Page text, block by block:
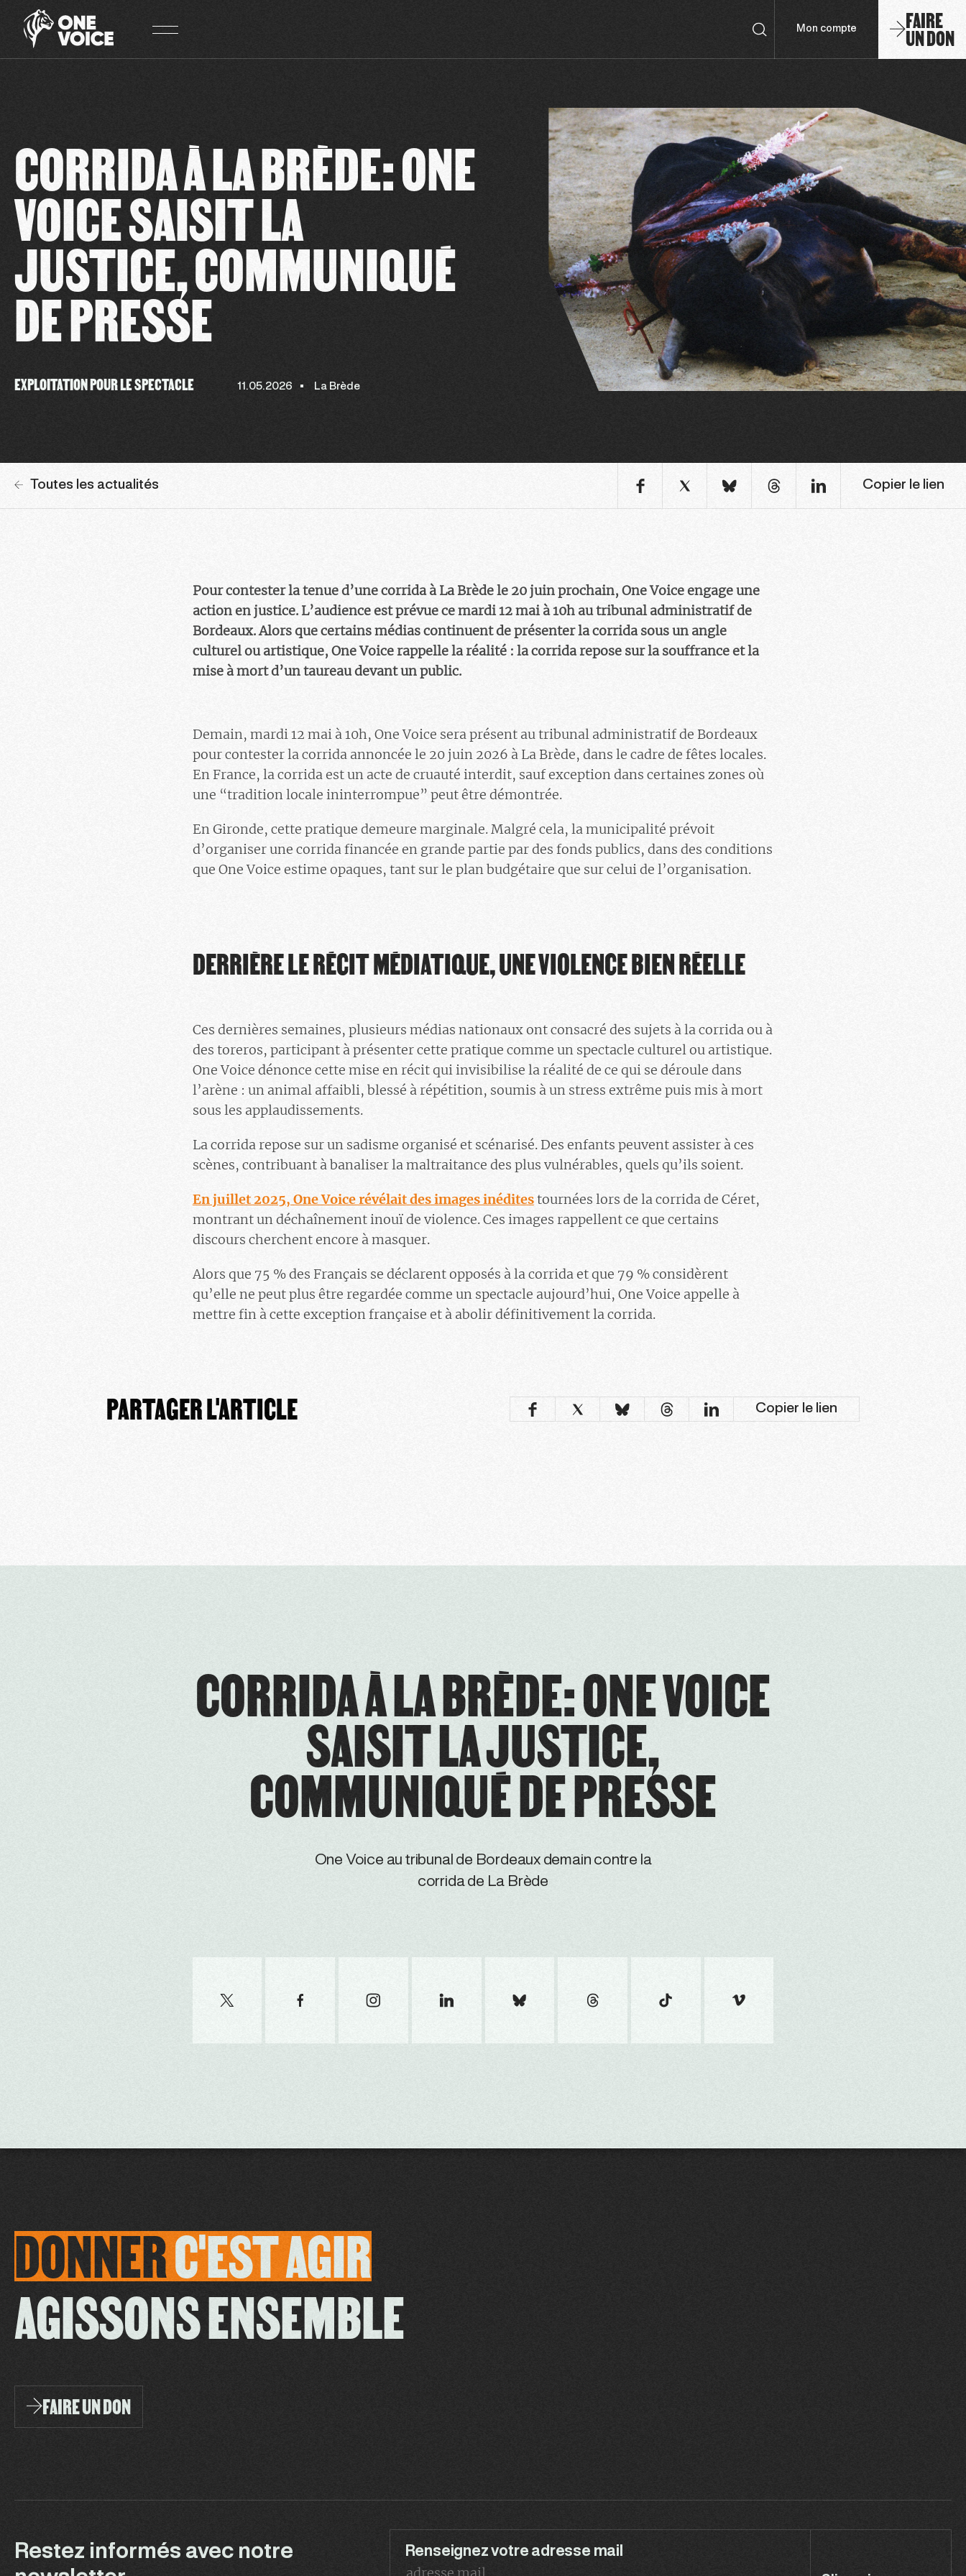
Mon compte FAIRE
UN DON
CORRIDA À LA BRÈDE: ONE
VOICE SAISIT LA
JUSTICE, COMMUNIQUÉ
DE PRESSE
EXPLOITATION POUR LE SPECTACLE 11.05.2026 La Brède
Toutes les actualités Copier le lien
Pour contester la tenue d’une corrida à La Brède le 20 juin prochain, One Voice engage une
action en justice. L’audience est prévue ce mardi 12 mai à 10h au tribunal administratif de
Bordeaux. Alors que certains médias continuent de présenter la corrida sous un angle
culturel ou artistique, One Voice rappelle la réalité : la corrida repose sur la souffrance et la
mise à mort d’un taureau devant un public.
Demain, mardi 12 mai à 10h, One Voice sera présent au tribunal administratif de Bordeaux
pour contester la corrida annoncée le 20 juin 2026 à La Brède, dans le cadre de fêtes locales.
En France, la corrida est un acte de cruauté interdit, sauf exception dans certaines zones où
une “tradition locale ininterrompue” peut être démontrée.
En Gironde, cette pratique demeure marginale. Malgré cela, la municipalité prévoit
d’organiser une corrida financée en grande partie par des fonds publics, dans des conditions
que One Voice estime opaques, tant sur le plan budgétaire que sur celui de l’organisation.
DERRIÈRE LE RÉCIT MÉDIATIQUE, UNE VIOLENCE BIEN RÉELLE
Ces dernières semaines, plusieurs médias nationaux ont consacré des sujets à la corrida ou à
des toreros, participant à présenter cette pratique comme un spectacle culturel ou artistique.
One Voice dénonce cette mise en récit qui invisibilise la réalité de ce qui se déroule dans
l’arène : un animal affaibli, blessé à répétition, soumis à un stress extrême puis mis à mort
sous les applaudissements.
La corrida repose sur un sadisme organisé et scénarisé. Des enfants peuvent assister à ces
scènes, contribuant à banaliser la maltraitance des plus vulnérables, quels qu’ils soient.
En juillet 2025, One Voice révélait des images inéditestournées lors de la corrida de Céret,
montrant un déchaînement inouï de violence. Ces images rappellent ce que certains
discours cherchent encore à masquer.
Alors que 75 % des Français se déclarent opposés à la corrida et que 79 % considèrent
qu’elle ne peut plus être regardée comme un spectacle aujourd’hui, One Voice appelle à
mettre fin à cette exception française et à abolir définitivement la corrida.
PARTAGER L'ARTICLE Copier le lien
CORRIDA À LA BRÈDE: ONE VOICE
SAISIT LA JUSTICE,
COMMUNIQUÉ DE PRESSE
One Voice au tribunal de Bordeaux demain contre la
corrida de La Brède
DONNERC'ESTAGIR
AGISSONS ENSEMBLE
FAIRE UN DON
Restez informés avec notre
Renseignez votre adresse mail